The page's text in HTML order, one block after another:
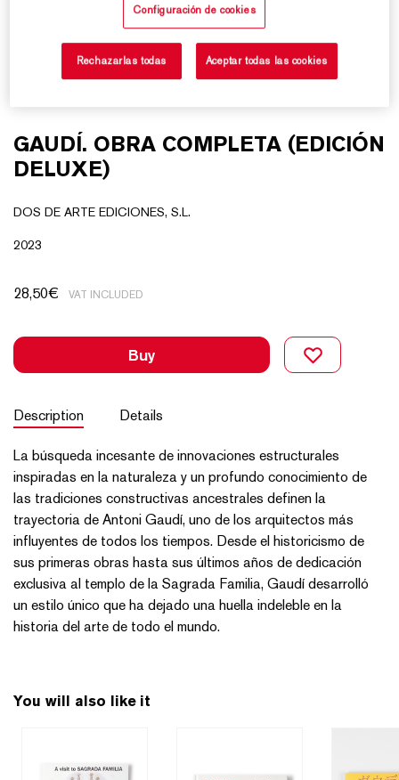
GAUDÍ. OBRA COMPLETA (EDICIÓN
DELUXE)
DOS DE ARTE EDICIONES, S.L.
2023
28,50€ VAT INCLUDED
Buy
Description Details
La búsqueda incesante de innovaciones estructurales
inspiradas en la naturaleza y un profundo conocimiento de
las tradiciones constructivas ancestrales definen la
trayectoria de Antoni Gaudí, uno de los arquitectos más
influyentes de todos los tiempos. Desde el historicismo de
sus primeras obras hasta sus últimos años de dedicación
exclusiva al templo de la Sagrada Familia, Gaudí desarrolló
un estilo único que ha dejado una huella indeleble en la
historia del arte de todo el mundo.
You will also like it
Configuración de cookies
Rechazarlas todas Aceptar todas las cookies